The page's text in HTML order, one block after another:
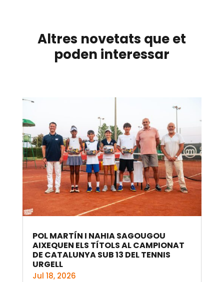
Altres novetats que et
poden interessar
POL MARTÍN I NAHIA SAGOUGOU
AIXEQUEN ELS TÍTOLS AL CAMPIONAT
DE CATALUNYA SUB 13 DEL TENNIS
URGELL
Jul 18, 2026